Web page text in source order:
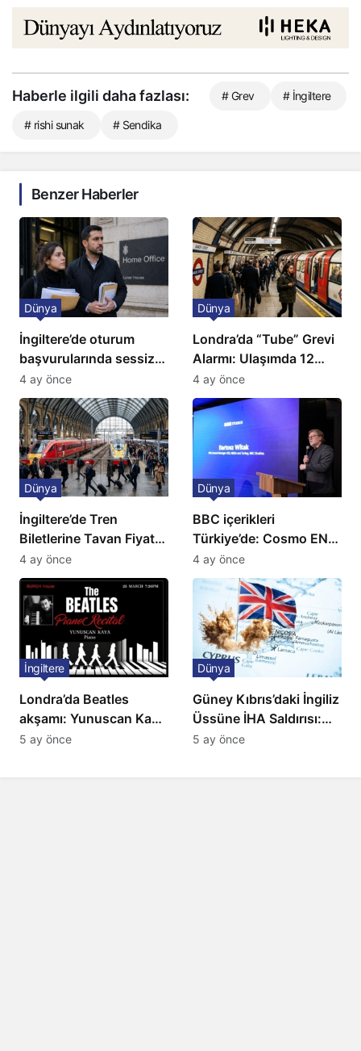
Haberle ilgili daha fazlası: # Grev # İngiltere
# rishi sunak # Sendika
Benzer Haberler
İngiltere’de oturum
başvurularında sessiz
kriz: Büyükelçilikten
açıklama!
Dünya
4 ay önce
Londra’da “Tube” Grevi
Alarmı: Ulaşımda 12
Günlük Kaos Kapıda
Dünya
4 ay önce
İngiltere’de Tren
Biletlerine Tavan Fiyat:
Ulaşımda Yeni
Düzenleme
Dünya
4 ay önce
BBC içerikleri
Türkiye’de: Cosmo EN
ve BBC Player yayında
Dünya
4 ay önce
Londra’da Beatles
akşamı: Yunuscan Kaya
klasik yorumuyla
İngiltere
5 ay önce
Güney Kıbrıs’daki İngiliz
Üssüne İHA Saldırısı:
Patlama, Sirenler ve
Dünya
5 ay önce